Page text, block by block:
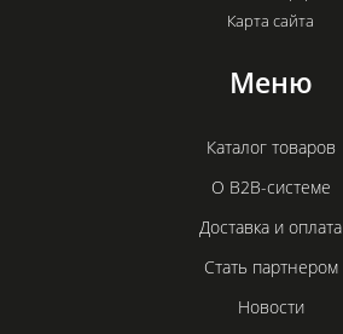
Карта сайта
Меню
Каталог товаров
О B2B-системе
Доставка и оплата
Стать партнером
Новости